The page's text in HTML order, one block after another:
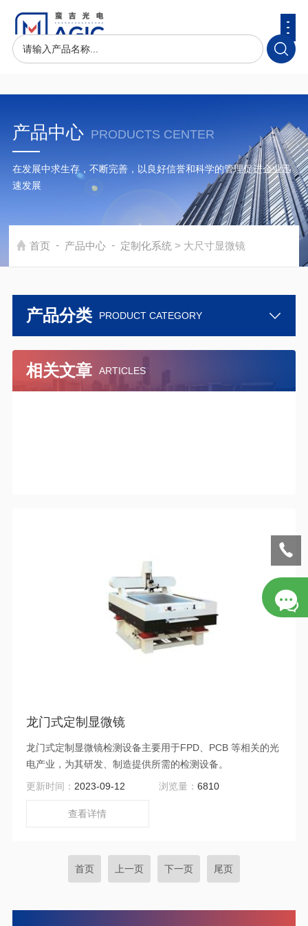
产品中心 PRODUCTS CENTER
在发展中求生存，不断完善，以良好信誉和科学的管理促进企业迅
速发展
首页 - 产品中心 - 定制化系统 > 大尺寸显微镜
产品分类 PRODUCT CATEGORY
相关文章 ARTICLES
龙门式定制显微镜
龙门式定制显微镜检测设备主要用于FPD、PCB 等相关的光
电产业，为其研发、制造提供所需的检测设备。
更新时间： 2023-09-12 浏览量：6810
查看详情
首页 上一页 下一页 尾页